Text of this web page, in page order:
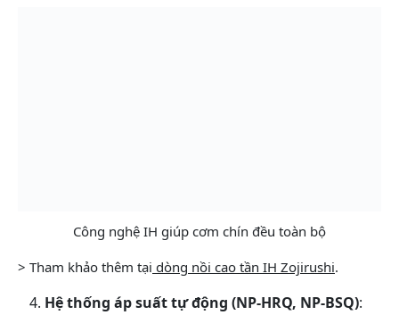
Công nghệ IH giúp cơm chín đều toàn bộ
> Tham khảo thêm tại dòng nồi cao tần IH Zojirushi.
Hệ thống áp suất tự động (NP-HRQ, NP-BSQ):